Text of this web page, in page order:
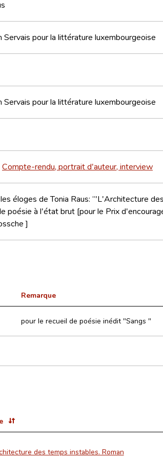
Servais pour la littérature luxembourgeoise
Servais pour la littérature luxembourgeoise
Compte-rendu, portrait d'auteur, interview
éloges de Tonia Raus: “'L'Architecture
poésie à l'état brut [pour le Prix
]
Remarque
pour le recueil de poésie inédit "Sangs "
des temps instables. Roman